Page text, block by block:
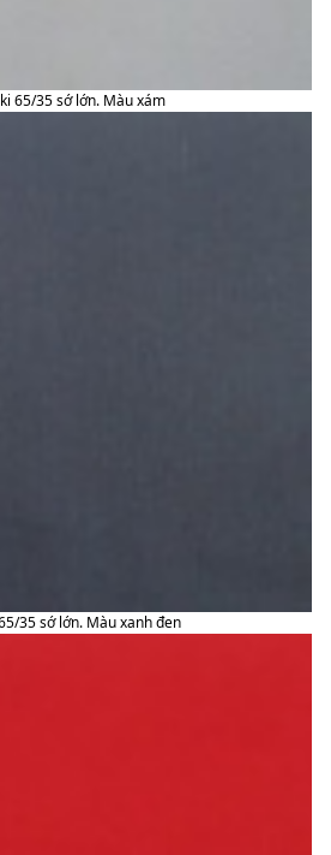
65/35 sớ lớn. Màu xám
35 sớ lớn. Màu xanh đen